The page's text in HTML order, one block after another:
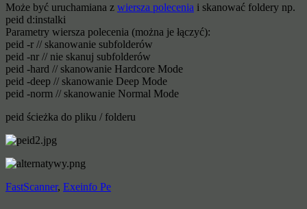
Może być uruchamiana z wiersza polecenia i skanować foldery np.
peid d:instalki
Parametry wiersza polecenia (można je łączyć):
peid -r // skanowanie subfolderów
peid -nr // nie skanuj subfolderów
peid -hard // skanowanie Hardcore Mode
peid -deep // skanowanie Deep Mode
peid -norm // skanowanie Normal Mode
peid ścieżka do pliku / folderu
FastScanner, Exeinfo Pe